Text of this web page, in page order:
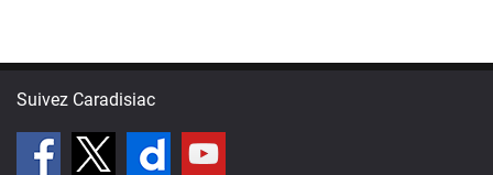
Suivez Caradisiac